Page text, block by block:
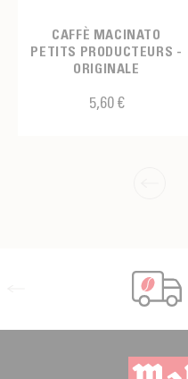
CAFFÈ MACINATO
PETITS PRODUCTEURS -
ORIGINALE
5,60 €